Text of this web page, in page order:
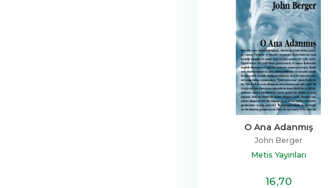
O Ana Adanmış
John Berger
Metis Yayınları
16,70